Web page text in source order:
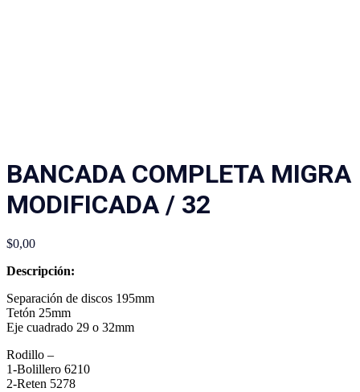
BANCADA COMPLETA MIGRA
MODIFICADA / 32
$0,00
Descripción:
Separación de discos 195mm
Tetón 25mm
Eje cuadrado 29 o 32mm
Rodillo –
1-Bolillero 6210
2-Reten 5278